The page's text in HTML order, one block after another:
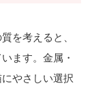
を考えると、
ます。金属・
やさしい選択